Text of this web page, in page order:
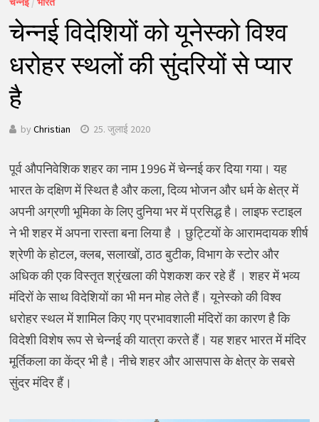
चेन्नई विदेशियों को यूनेस्को विश्व
धरोहर स्थलों की सुंदरियों से प्यार
है
by Christian 25. जुलाई 2020
पूर्व औपनिवेशिक शहर का नाम 1996 में चेन्नई कर दिया गया। यह
भारत के दक्षिण में स्थित है और कला, दिव्य भोजन और धर्म के क्षेत्र में
अपनी अग्रणी भूमिका के लिए दुनिया भर में प्रसिद्ध है। लाइफ स्टाइल
ने भी शहर में अपना रास्ता बना लिया है । छुट्टियों के आरामदायक शीर्ष
श्रेणी के होटल, क्लब, सलाखों, ठाठ बुटीक, विभाग के स्टोर और
अधिक की एक विस्तृत श्रृंखला की पेशकश कर रहे हैं । शहर में भव्य
मंदिरों के साथ विदेशियों का भी मन मोह लेते हैं। यूनेस्को की विश्व
धरोहर स्थल में शामिल किए गए प्रभावशाली मंदिरों का कारण है कि
विदेशी विशेष रूप से चेन्नई की यात्रा करते हैं। यह शहर भारत में मंदिर
मूर्तिकला का केंद्र भी है। नीचे शहर और आसपास के क्षेत्र के सबसे
सुंदर मंदिर हैं।